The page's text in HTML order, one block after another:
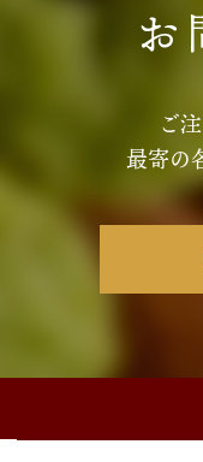
お
ご
最寄の